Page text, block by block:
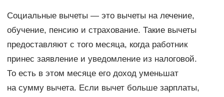
Социальные вычеты — это вычеты на лечение,
обучение, пенсию и страхование. Такие вычеты
предоставляют с того месяца, когда работник
принес заявление и уведомление из налоговой.
То есть в этом месяце его доход уменьшат
на сумму вычета. Если вычет больше зарплаты,